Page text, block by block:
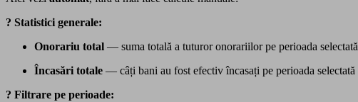
? Statistici generale:
Onorariu total — suma totală a tuturor onorariilor pe perioada selectată
Încasări totale — câți bani au fost efectiv încasați pe perioada selectată
? Filtrare pe perioade: